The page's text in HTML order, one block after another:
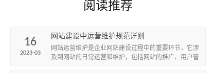
阅读推荐
16
2023-03
网站建设中运营维护规范详则
网站运营维护是企业网站建设过程中的重要环节，它涉
及到网站的日常运营和维护，包括网站的推广、用户管